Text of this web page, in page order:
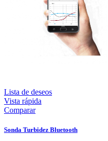
Lista de deseos
Vista rápida
Comparar
Sonda Turbidez Bluetooth